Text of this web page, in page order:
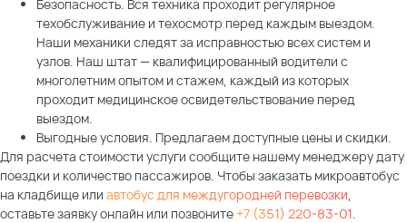
Безопасность. Вся техника проходит регулярное
техобслуживание и техосмотр перед каждым выездом.
Наши механики следят за исправностью всех систем и
узлов. Наш штат — квалифицированный водители с
многолетним опытом и стажем, каждый из которых
проходит медицинское освидетельствование перед
выездом.
Выгодные условия. Предлагаем доступные цены и скидки.
Для расчета стоимости услуги сообщите нашему менеджеру дату
поездки и количество пассажиров. Чтобы заказать микроавтобус
на кладбище или автобус для междугородней перевозки
оставьте заявку онлайн или позвоните+7 (351) 220-83-01